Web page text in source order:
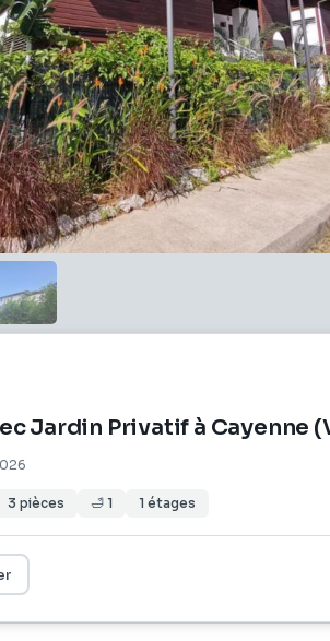
Jardin Privatif à Cayenne
3 pièces 🛁 1 1 étages